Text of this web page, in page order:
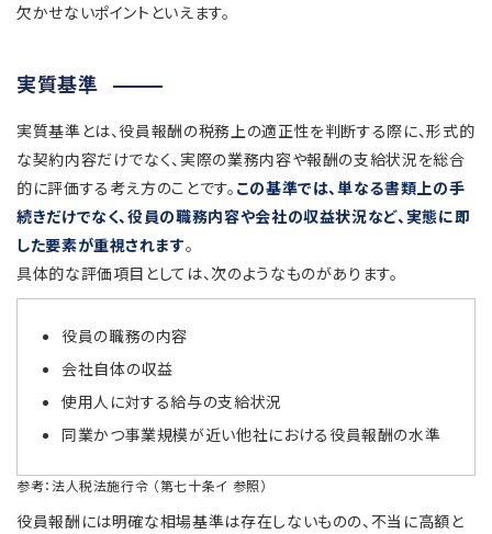
欠かせないポイントといえます。
実質基準
実質基準とは、役員報酬の税務上の適正性を判断する際に、形式的
な契約内容だけでなく、実際の業務内容や報酬の支給状況を総合
的に評価する考え方のことです。 この基準では、単なる書類上の手
続きだけでなく、役員の職務内容や会社の収益状況など、実態に即
した要素が重視されます。
具体的な評価項目としては、次のようなものがあります。
役員の職務の内容
会社自体の収益
使用人に対する給与の支給状況
同業かつ事業規模が近い他社における役員報酬の水準
参考：法人税法施行令 （第七十条イ 参照）
役員報酬には明確な相場基準は存在しないものの、不当に高額と